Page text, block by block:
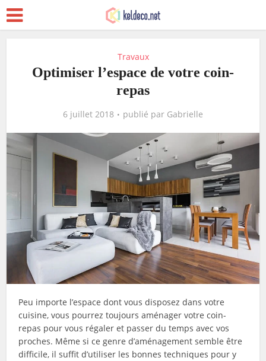
Travaux
Optimiser l’espace de votre coin-
repas
6 juillet 2018 publié par Gabrielle
Peu importe l’espace dont vous disposez dans votre
cuisine, vous pourrez toujours aménager votre coin-
repas pour vous régaler et passer du temps avec vos
proches. Même si ce genre d’aménagement semble être
difficile, il suffit d’utiliser les bonnes techniques pour y